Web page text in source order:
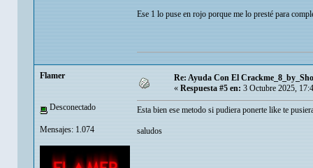
Ese 1 lo puse en rojo porque me lo presté para
Flamer
Desconectado
Mensajes: 1.074
Re: Ayuda Con El
« Respuesta #5 en: 3 Octubre 2025,
Esta bien ese metodo si pudiera ponerte like te
saludos